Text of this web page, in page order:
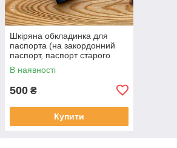
Шкіряна обкладинка для
паспорта (на закордонний
паспорт, паспорт старого
зразка) чорна
В наявності
500 ₴
Купити